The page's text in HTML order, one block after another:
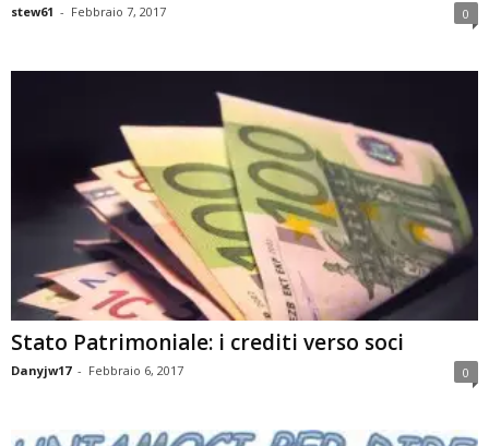
stew61 - Febbraio 7, 2017 0
Stato Patrimoniale: i crediti verso soci
Danyjw17 - Febbraio 6, 2017 0